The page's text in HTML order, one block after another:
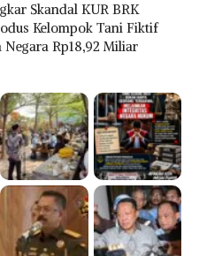
Skandal KUR BRK
Kelompok Tani Fiktif
Negara Rp18,92 Miliar